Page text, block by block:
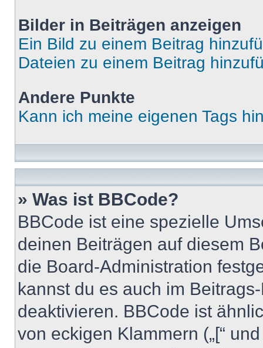
Bilder in Beiträgen anzeigen
Ein Bild zu einem Beitrag
Dateien zu einem Beitrag
Andere Punkte
Kann ich meine eigenen Tags
» Was ist BBCode?
BBCode ist eine spezielle
deinen Beiträgen auf diesem
die Board-Administration
kannst du es auch im
deaktivieren. BBCode ist
von eckigen Klammern („[“ und